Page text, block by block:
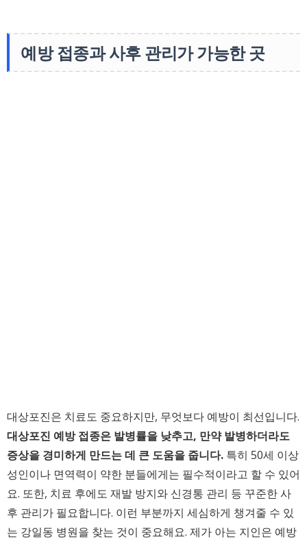
예방 접종과 사후 관리가 가능한 곳
대상포진은 치료도 중요하지만, 무엇보다 예방이 최선입니다.
대상포진 예방 접종은 발병률을 낮추고, 만약 발병하더라도
증상을 경미하게 만드는 데 큰 도움을 줍니다. 특히 50세 이상
성인이나 면역력이 약한 분들에게는 필수적이라고 할 수 있어
요. 또한, 치료 후에도 재발 방지와 신경통 관리 등 꾸준한 사
후 관리가 필요합니다. 이런 부분까지 세심하게 챙겨줄 수 있
는 강일동 병원을 찾는 것이 중요해요. 제가 아는 지인은 예방